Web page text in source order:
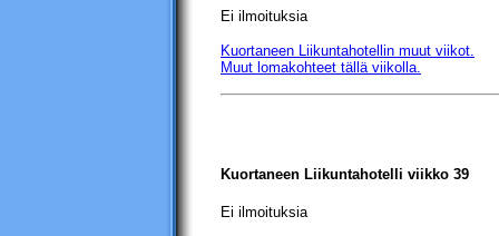
Ei ilmoituksia
Kuortaneen Liikuntahotellin muut viikot.
Muut lomakohteet tällä viikolla.
Kuortaneen Liikuntahotelli viikko 39
Ei ilmoituksia